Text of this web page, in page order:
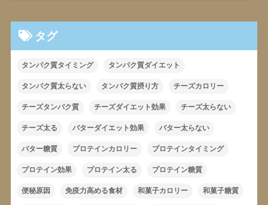
タグ
タンパク質タイミング タンパク質ダイエット
タンパク質太らない タンパク質摂り方 チーズカロリー
チーズタンパク質 チーズダイエット効果 チーズ太らない
チーズ太る バターダイエット効果 バター太らない
バター糖質 プロテインカロリー プロテインタイミング
プロテイン効果 プロテイン太る プロテイン糖質
便秘原因 免疫力高める食材 和菓子カロリー 和菓子糖質